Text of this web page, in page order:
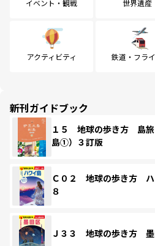
イベント・観戦 世界遺産
アクティビティ 鉄道・フラ
新刊ガイドブック
１５ 地球の歩き方 島
島①）３訂版
Ｃ０２ 地球の歩き方
８
Ｊ３３ 地球の歩き方